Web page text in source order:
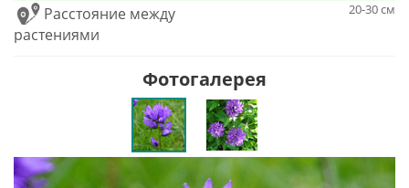
Расстояние между
растениями
20-30 см
Фотогалерея